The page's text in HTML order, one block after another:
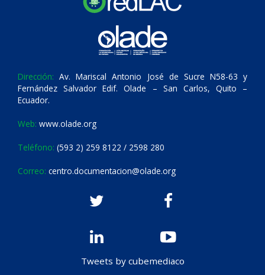
Dirección: Av. Mariscal Antonio José de Sucre N58-63 y
Fernández Salvador Edif. Olade – San Carlos, Quito –
Ecuador.
Web: www.olade.org
Teléfono: (593 2) 259 8122 / 2598 280
Correo: centro.documentacion@olade.org
Tweets by cubemediaco